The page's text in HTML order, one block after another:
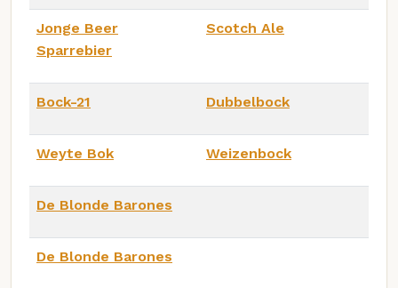
Jonge Beer
Sparrebier
Scotch Ale
Bock-21 Dubbelbock
Weyte Bok Weizenbock
De Blonde Barones
De Blonde Barones